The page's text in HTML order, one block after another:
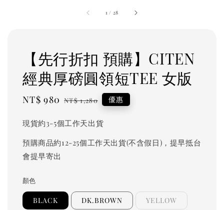
1 / 28
【先行折扣 預購】CITEN
經典厚磅圓領短TEE 女版
Sale
NT$ 980 Regular
NT$ 1,280 優惠
現貨約3-5個工作天出貨
預購商品約12-25個工作天出貨(不含假日)，提早抵台
會提早寄出
顏色
BLACK DK.BROWN YELLOW